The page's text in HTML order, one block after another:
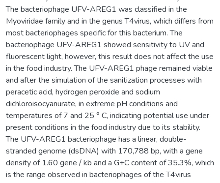
The bacteriophage UFV-AREG1 was classified in the
Myoviridae family and in the genus T4virus, which differs from
most bacteriophages specific for this bacterium. The
bacteriophage UFV-AREG1 showed sensitivity to UV and
fluorescent light, however, this result does not affect the use
in the food industry. The UFV-AREG1 phage remained viable
and after the simulation of the sanitization processes with
peracetic acid, hydrogen peroxide and sodium
dichloroisocyanurate, in extreme pH conditions and
temperatures of 7 and 25 ° C, indicating potential use under
present conditions in the food industry due to its stability.
The UFV-AREG1 bacteriophage has a linear, double-
stranded genome (dsDNA) with 170,788 bp, with a gene
density of 1.60 gene / kb and a G+C content of 35.3%, which
is the range observed in bacteriophages of the T4virus